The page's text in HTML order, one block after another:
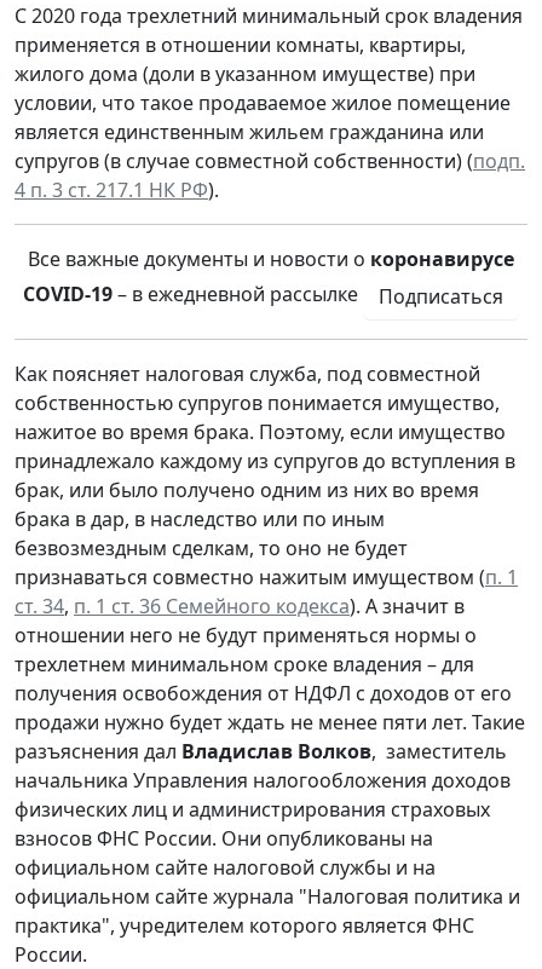
С 2020 года трехлетний минимальный срок владения
применяется в отношении комнаты, квартиры,
жилого дома (доли в указанном имуществе) при
условии, что такое продаваемое жилое помещение
является единственным жильем гражданина или
супругов (в случае совместной собственности) (подп.
4 п. 3 ст. 217.1 НК РФ).
Все важные документы и новости о коронавирусе
COVID-19– в ежедневной рассылке Подписаться
Как поясняет налоговая служба, под совместной
собственностью супругов понимается имущество,
нажитое во время брака. Поэтому, если имущество
принадлежало каждому из супругов до вступления в
брак, или было получено одним из них во время
брака в дар, в наследство или по иным
безвозмездным сделкам, то оно не будет
признаваться совместно нажитым имуществом (п. 1
ст. 34, п. 1 ст. 36 Семейного кодекса). А значит в
отношении него не будут применяться нормы о
трехлетнем минимальном сроке владения – для
получения освобождения от НДФЛ с доходов от его
продажи нужно будет ждать не менее пяти лет. Такие
разъяснения дал Владислав Волков, заместитель
начальника Управления налогообложения доходов
физических лиц и администрирования страховых
взносов ФНС России. Они опубликованы на
официальном сайте налоговой службы и на
официальном сайте журнала "Налоговая политика и
практика", учредителем которого является ФНС
России.